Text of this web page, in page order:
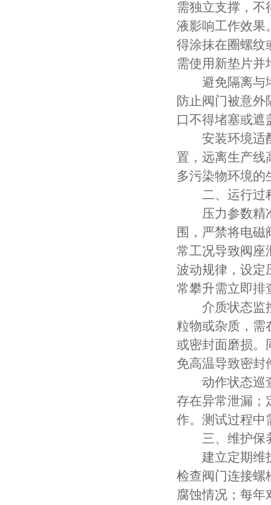
需独立支撑，不
液影响工作效果
得涂抹在圈螺纹
需使用新垫片并
避免隔离与堵
防止阀门被意
口不得堵塞或遮
安装环境适配
置，远离生产线
多污染物环境的
二、运行过
压力参数精准
围，严禁将电
常工况导致阀座
波动规律，设定
常攀升需立即排
介质状态监控
粒物或杂质，需
或密封面磨损。
免高温导致密封
动作状态巡查
存在异常泄漏；
作。测试过程中
三、维护保
建立定期维护
检查阀门连接螺
腐蚀情况；每